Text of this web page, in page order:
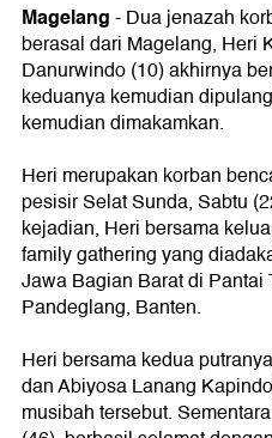
Magelang-Dua jenazah
berasal dari Magelang, Heri
Danurwindo (10) akhirnya
keduanya kemudian
kemudian dimakamkan.
Heri merupakan korban
pesisir Selat Sunda, Sabtu
kejadian, Heri bersama
family gathering yang
Jawa Bagian Barat di
Pandeglang, Banten.
Heri bersama kedua
dan Abiyosa Lanang
musibah tersebut.